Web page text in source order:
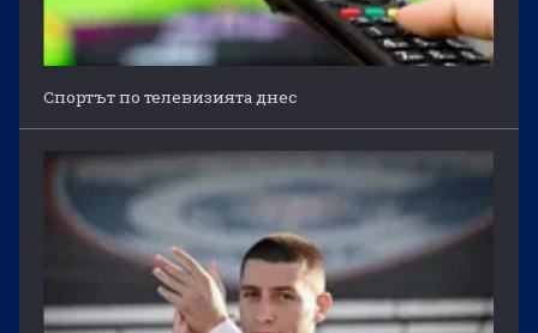
Спортът по телевизията днес